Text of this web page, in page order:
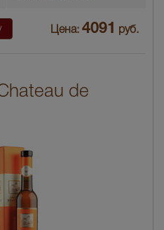
Цена: 4091 руб.
de